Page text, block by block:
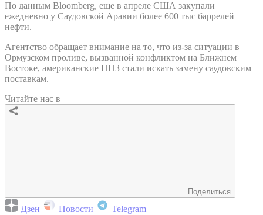
По данным Bloomberg, еще в апреле США закупали
ежедневно у Саудовской Аравии более 600 тыс баррелей
нефти.
Агентство обращает внимание на то, что из-за ситуации в
Ормузском проливе, вызванной конфликтом на Ближнем
Востоке, американские НПЗ стали искать замену саудовским
поставкам.
Читайте нас в
Поделиться
Дзен Новости Telegram